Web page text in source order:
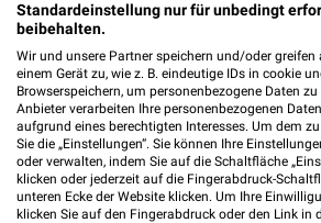
Gartenabverkauf
Gültig bis Sa. 15.08.
Spare bis
Gültig bis
Möbel Boss porta
Standardeinstellung nur für unbedingt
beibehalten.
Wir und unsere Partner speichern und/oder
einem Gerät zu, wie z. B. eindeutige IDs in cookie
Browserspeichern, um personenbezogene Daten
Anbieter verarbeiten Ihre personenbezogenen
aufgrund eines berechtigten Interesses. Um dem
Sie die „Einstellungen“. Sie können Ihre
oder verwalten, indem Sie auf die Schaltfläche
klicken oder jederzeit auf die Fingerabdruck-
unteren Ecke der Website klicken. Um Ihre
klicken Sie auf den Fingerabdruck oder den Link in